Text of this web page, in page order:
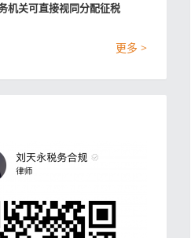
机关可直接视同分配征税
更多 >